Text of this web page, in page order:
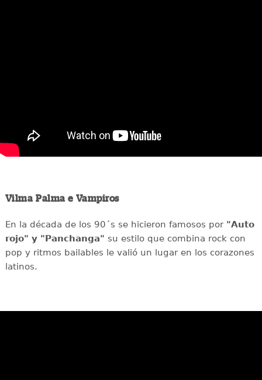
Vilma Palma e Vampiros
En la década de los 90´s se hicieron famosos por"Auto
rojo" y "Panchanga" su estilo que combina rock con
pop y ritmos bailables le valió un lugar en los corazones
latinos.